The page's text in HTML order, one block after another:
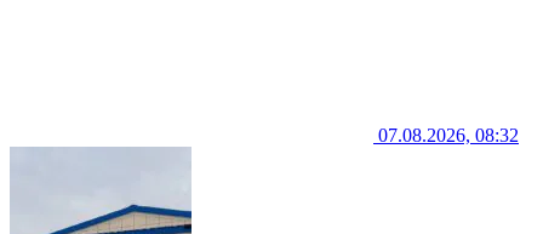
07.08.2026, 08:32